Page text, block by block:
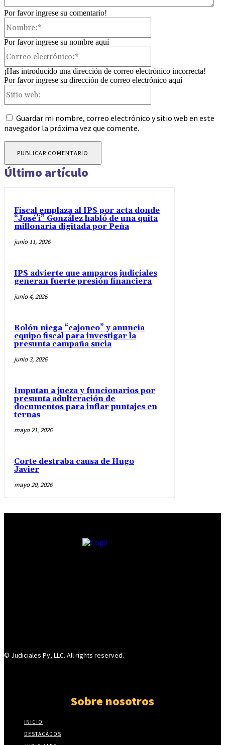
Por favor ingrese su comentario!
Por favor ingrese su nombre aquí
¡Has introducido una dirección de correo electrónico incorrecta!
Por favor ingrese su dirección de correo electrónico aquí
Guardar mi nombre, correo electrónico y sitio web en este
navegador la próxima vez que comente.
Último artículo
Fiscal emplaza al IPS por acta donde
“José’i” González habló de una quita
millonaria digitada por Peña
junio 11, 2026
IPS advierte que amparos judiciales
generan fuerte presión financiera
junio 4, 2026
Rolón niega “cajoneo” y anuncia
equipo fiscal para investigar la
presunta campaña sucia
junio 3, 2026
Imputan a jueza y funcionarios por
presunta adulteración de
documentos para inflar puntajes en
ternas
mayo 21, 2026
Corte destraba causa de Hugo
Javier
mayo 20, 2026
© Judiciales Py, LLC. All rights reserved.
Sobre nosotros
INICIO
DESTACADOS